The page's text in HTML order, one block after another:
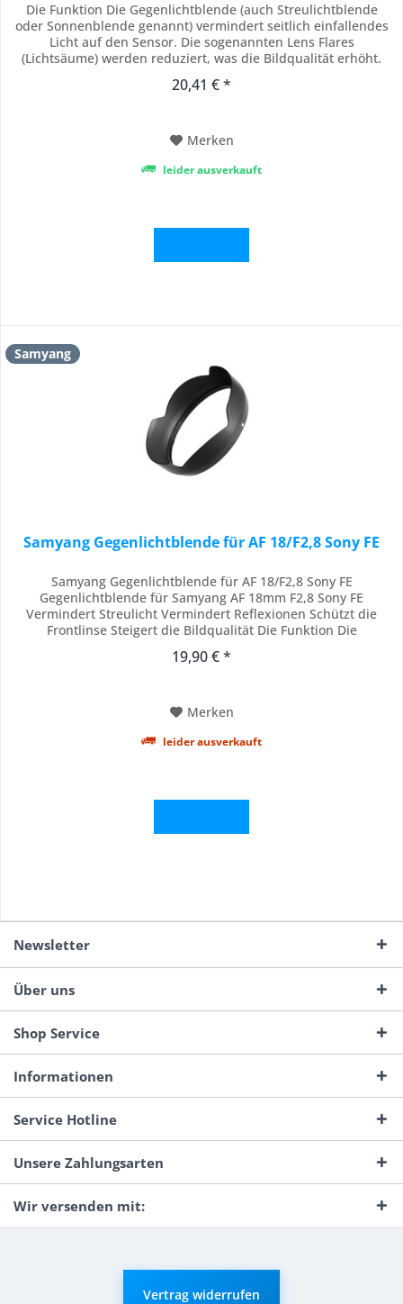
Die Funktion Die Gegenlichtblende (auch Streulichtblende
oder Sonnenblende genannt) vermindert seitlich einfallendes
Licht auf den Sensor. Die sogenannten Lens Flares
(Lichtsäume) werden reduziert, was die Bildqualität erhöht.
weniger flau und kontrastarm. Zudem bietet die
20,41 € *
Merken
leider ausverkauft
Samyang
Samyang Gegenlichtblende für AF 18/F2,8 Sony FE
Samyang Gegenlichtblende für AF 18/F2,8 Sony FE
Gegenlichtblende für Samyang AF 18mm F2,8 Sony FE
Vermindert Streulicht Vermindert Reflexionen Schützt die
Frontlinse Steigert die Bildqualität Die Funktion Die
genannt) vermindert seitlich einfallendes Licht auf den
19,90 € *
Merken
leider ausverkauft
Newsletter
Über uns
Shop Service
Informationen
Service Hotline
Unsere Zahlungsarten
Wir versenden mit:
Vertrag widerrufen